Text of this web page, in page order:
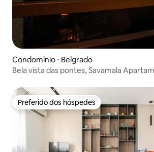
Condomínio ⋅ Belgrado
Bela vista das pontes, Savamala
Preferido dos hóspedes
Preferido dos hóspedes